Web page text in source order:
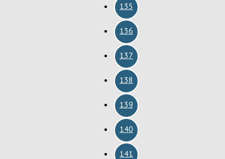
135
136
137
138
139
140
141